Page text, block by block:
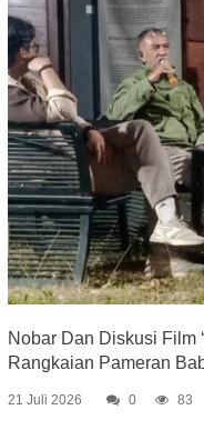
Nobar Dan Diskusi Film
Rangkaian Pameran
21 Juli 2026 0 83